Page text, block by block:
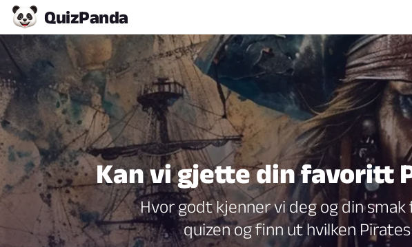
QuizPanda
Kan vi gjette din favoritt
Hvor godt kjenner vi deg og din
quizen og finn ut hvilken